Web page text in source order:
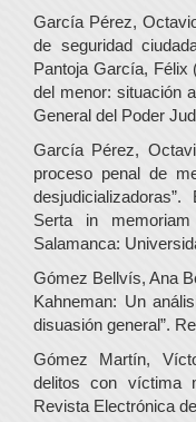
García Pérez,
de seguridad
Pantoja García, Félix
del menor: situación
General del Poder
García Pérez,
proceso penal de
Serta in
Salamanca:
Gómez Bellvís, Ana
Kahneman: Un
disuasión general”.
Gómez Martín,
delitos con víctima
Revista Electrónica